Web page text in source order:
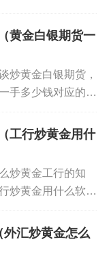
做出正确的投
忘了关注本站，现
一览： 1、炒黄金
黄金白银期货一
炒黄金白银期货，
手多少钱对应的知
录一览： 1、正
靠什么赚钱 2、炒
工行炒黄金用什
炒黄金工行的知
炒黄金用什么软件
本站，现在开始
1、炒纸黄金怎么
汇炒黄金怎么